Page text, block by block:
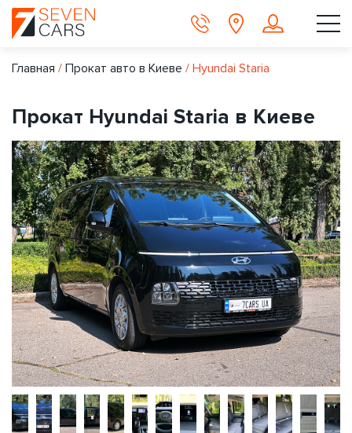
Главная / Прокат авто в Киеве / Hyundai Staria
Прокат Hyundai Staria в Киеве